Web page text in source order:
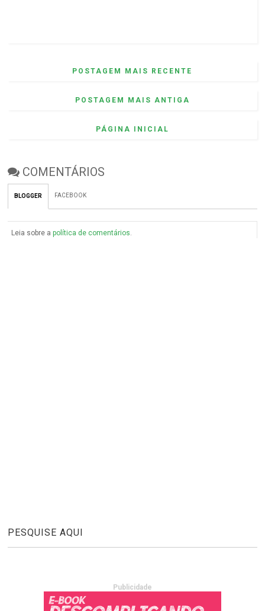
POSTAGEM MAIS RECENTE
POSTAGEM MAIS ANTIGA
PÁGINA INICIAL
COMENTÁRIOS
BLOGGER FACEBOOK
Leia sobre apolítica de comentários.
PESQUISE AQUI
Publicidade